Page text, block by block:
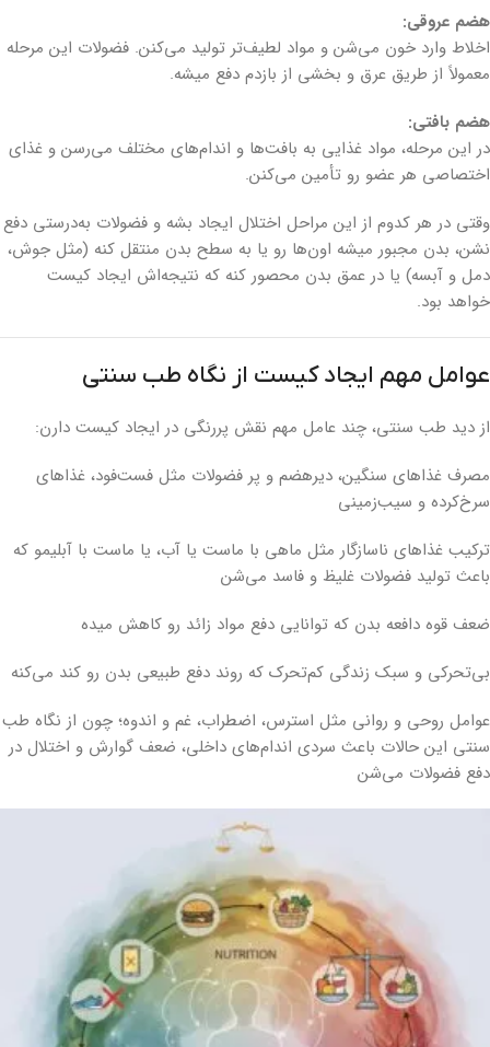
هضم عروقی:
اخلاط وارد خون می‌شن و مواد لطیف‌تر تولید می‌کنن. فضولات این مرحله
معمولاً از طریق عرق و بخشی از بازدم دفع میشه.
هضم بافتی:
در این مرحله، مواد غذایی به بافت‌ها و اندام‌های مختلف می‌رسن و غذای
اختصاصی هر عضو رو تأمین می‌کنن.
وقتی در هر کدوم از این مراحل اختلال ایجاد بشه و فضولات به‌درستی دفع
نشن، بدن مجبور میشه اون‌ها رو یا به سطح بدن منتقل کنه (مثل جوش،
دمل و آبسه) یا در عمق بدن محصور کنه که نتیجه‌اش ایجاد کیست
خواهد بود.
عوامل مهم ایجاد کیست از نگاه طب سنتی
از دید طب سنتی، چند عامل مهم نقش پررنگی در ایجاد کیست دارن:
مصرف غذاهای سنگین، دیر‌هضم و پر فضولات مثل فست‌فود، غذاهای
سرخ‌کرده و سیب‌زمینی
ترکیب غذاهای ناسازگار مثل ماهی با ماست یا آب، یا ماست با آبلیمو که
باعث تولید فضولات غلیظ و فاسد می‌شن
ضعف قوه دافعه بدن که توانایی دفع مواد زائد رو کاهش میده
بی‌تحرکی و سبک زندگی کم‌تحرک که روند دفع طبیعی بدن رو کند می‌کنه
عوامل روحی و روانی مثل استرس، اضطراب، غم و اندوه؛ چون از نگاه طب
سنتی این حالات باعث سردی اندام‌های داخلی، ضعف گوارش و اختلال در
دفع فضولات می‌شن